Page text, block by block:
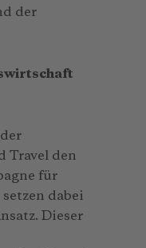
der
Travel den
für
dabei
Dieser